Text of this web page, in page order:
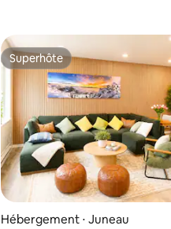
Superhôte
Superhôte
Hébergement ⋅ Juneau